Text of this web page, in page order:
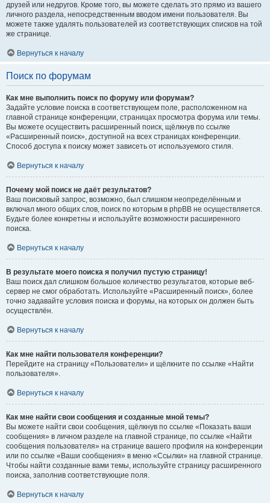
друзей или недругов. Кроме того, вы можете сделать это прямо из вашего
личного раздела, непосредственным вводом имени пользователя. Вы
можете также удалять пользователей из соответствующих списков на той
же странице.
Вернуться к началу
Поиск по форумам
Как мне выполнить поиск по форуму или форумам?
Задайте условие поиска в соответствующем поле, расположенном на
главной странице конференции, страницах просмотра форума или темы.
Вы можете осуществить расширенный поиск, щёлкнув по ссылке
«Расширенный поиск», доступной на всех страницах конференции.
Способ доступа к поиску может зависеть от используемого стиля.
Вернуться к началу
Почему мой поиск не даёт результатов?
Ваш поисковый запрос, возможно, был слишком неопределённым и
включал много общих слов, поиск по которым в phpBB не осуществляется.
Будьте более конкретны и используйте возможности расширенного
поиска.
Вернуться к началу
В результате моего поиска я получил пустую страницу!
Ваш поиск дал слишком большое количество результатов, которые веб-
сервер не смог обработать. Используйте «Расширенный поиск», более
точно задавайте условия поиска и форумы, на которых он должен быть
осуществлён.
Вернуться к началу
Как мне найти пользователя конференции?
Перейдите на страницу «Пользователи» и щёлкните по ссылке «Найти
пользователя».
Вернуться к началу
Как мне найти свои сообщения и созданные мной темы?
Вы можете найти свои сообщения, щёлкнув по ссылке «Показать ваши
сообщения» в личном разделе на главной странице, по ссылке «Найти
сообщения пользователя» на странице вашего профиля на конференции
или по ссылке «Ваши сообщения» в меню «Ссылки» на главной странице.
Чтобы найти созданные вами темы, используйте страницу расширенного
поиска, заполнив соответствующие поля.
Вернуться к началу